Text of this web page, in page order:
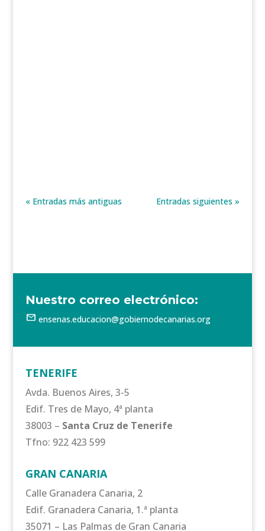
« Entradas más antiguas Entradas siguientes »
Nuestro correo electrónico:
mail ensenas.educacion@gobiernodecanarias.org
TENERIFE
Avda. Buenos Aires, 3-5
Edif. Tres de Mayo, 4ª planta
38003 – Santa Cruz de Tenerife
Tfno: 922 423 599
GRAN CANARIA
Calle Granadera Canaria, 2
Edif. Granadera Canaria, 1.ª planta
35071 – Las Palmas de Gran Canaria